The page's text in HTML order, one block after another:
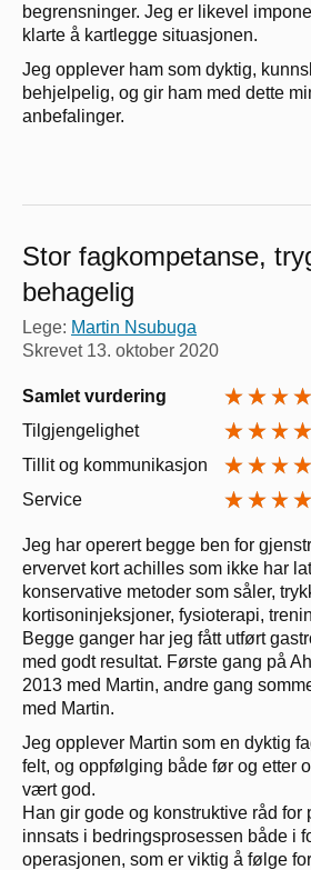
begrensninger. Jeg er likevel
klarte å kartlegge situasjonen.
Jeg opplever ham som dyktig,
behjelpelig, og gir ham med dette
anbefalinger.
Stor fagkompetanse,
behagelig
Lege: Martin Nsubuga
Skrevet 13. oktober 2020
Samlet vurdering
Tilgjengelighet
Tillit og kommunikasjon
Service
Jeg har operert begge ben for
ervervet kort achilles som ikke har
konservative metoder som såler,
kortisoninjeksjoner, fysioterapi,
Begge ganger har jeg fått utført
med godt resultat. Første gang på
2013 med Martin, andre gang
med Martin.
Jeg opplever Martin som en dyktig
felt, og oppfølging både før og etter
vært god.
Han gir gode og konstruktive råd for
innsats i bedringsprosessen både i
operasjonen, som er viktig å følge